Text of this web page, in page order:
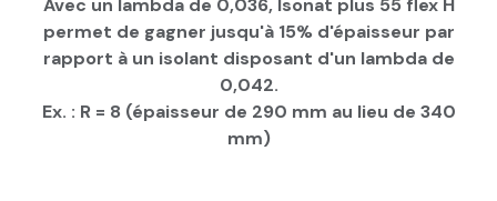
Avec un lambda de 0,036, Isonat plus 55 flex H
permet de gagner jusqu'à 15% d'épaisseur par
rapport à un isolant disposant d'un lambda de
0,042.
Ex. : R = 8 (épaisseur de 290 mm au lieu de 340
mm)